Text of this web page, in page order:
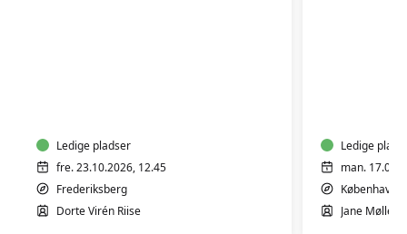
Ledige pladser
fre. 23.10.2026, 12.45
Frederiksberg
Dorte Virén Riise
Ledige
man.
København
Jane